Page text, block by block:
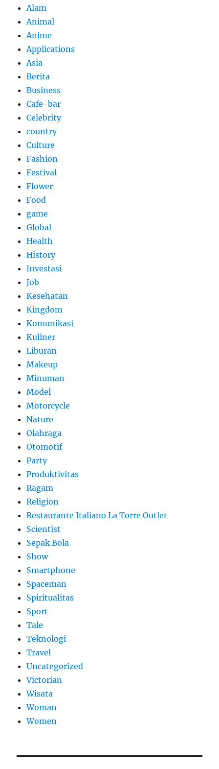
Alam
Animal
Anime
Applications
Asia
Berita
Business
Cafe-bar
Celebrity
country
Culture
Fashion
Festival
Flower
Food
game
Global
Health
History
Investasi
Job
Kesehatan
Kingdom
Komunikasi
Kuliner
Liburan
Makeup
Minuman
Model
Motorcycle
Nature
Olahraga
Otomotif
Party
Produktivitas
Ragam
Religion
Restaurante Italiano La Torre Outlet
Scientist
Sepak Bola
Show
Smartphone
Spaceman
Spiritualitas
Sport
Tale
Teknologi
Travel
Uncategorized
Victorian
Wisata
Woman
Women